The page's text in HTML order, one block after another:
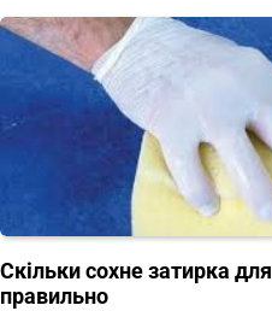
Скільки сохне затирка
правильно